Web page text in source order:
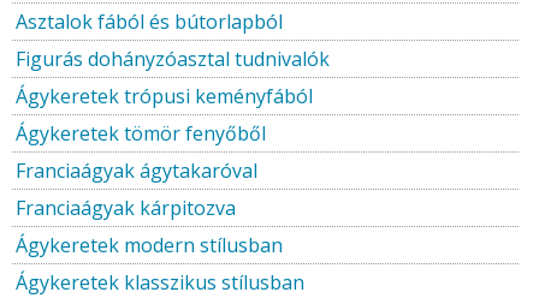
Asztalok fából és bútorlapból
Figurás dohányzóasztal tudnivalók
Ágykeretek trópusi keményfából
Ágykeretek tömör fenyőből
Franciaágyak ágytakaróval
Franciaágyak kárpitozva
Ágykeretek modern stílusban
Ágykeretek klasszikus stílusban